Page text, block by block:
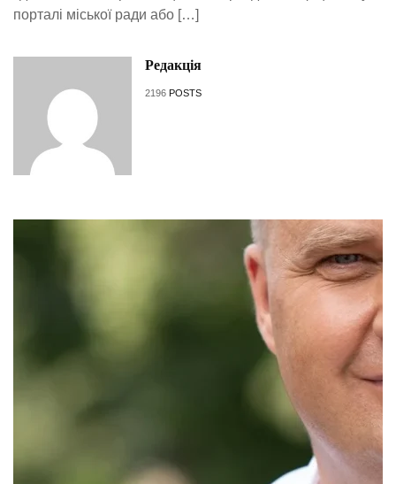
порталі міської ради або […]
Редакція
2196 POSTS